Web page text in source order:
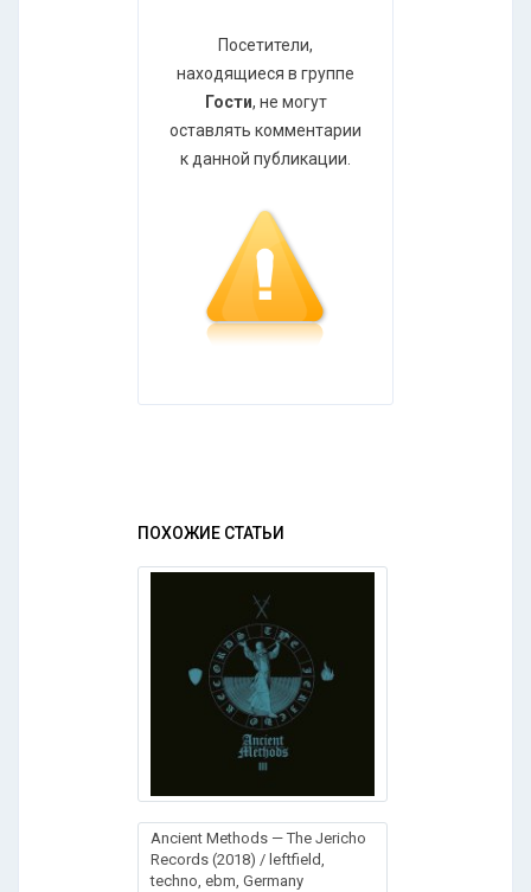
Посетители,
находящиеся в группе
Гости, не могут
оставлять комментарии
к данной публикации.
ПОХОЖИЕ СТАТЬИ
Аnсiеnt Меthоds — Тhе Jеriсhо
Rесоrds (2018) / leftfield,
techno, ebm, Germany